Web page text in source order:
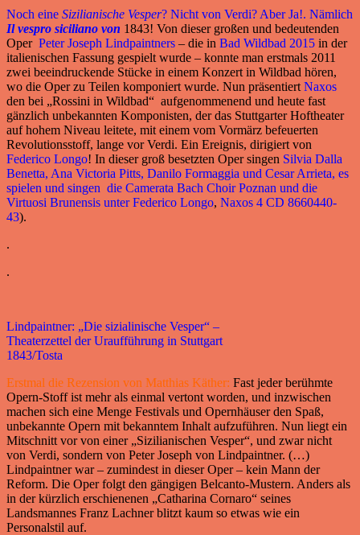
Noch eine Sizilianische Vesper? Nicht von Verdi? Aber Ja!. Nämlich
Il vespro siciliano von 1843! Von dieser großen und bedeutenden
Oper Peter Joseph Lindpaintners – die in Bad Wildbad 2015 in der
italienischen Fassung gespielt wurde – konnte man erstmals 2011
zwei beeindruckende Stücke in einem Konzert in Wildbad hören,
wo die Oper zu Teilen komponiert wurde. Nun präsentiert Naxos
den bei „Rossini in Wildbad“ aufgenommenend und heute fast
gänzlich unbekannten Komponisten, der das Stuttgarter Hoftheater
auf hohem Niveau leitete, mit einem vom Vormärz befeuerten
Revolutionsstoff, lange vor Verdi. Ein Ereignis, dirigiert von
Federico Longo! In dieser groß besetzten Oper singen Silvia Dalla
Benetta, Ana Victoria Pitts, Danilo Formaggia und Cesar Arrieta, es
spielen und singen die Camerata Bach Choir Poznan und die
Virtuosi Brunensis unter Federico Longo, Naxos 4 CD 8660440-
43).
.
.
Lindpaintner: „Die sizialinische Vesper“ –
Theaterzettel der Uraufführung in Stuttgart
1843/Tosta
Erstmal die Rezension von Matthias Käther: Fast jeder berühmte
Opern-Stoff ist mehr als einmal vertont worden, und inzwischen
machen sich eine Menge Festivals und Opernhäuser den Spaß,
unbekannte Opern mit bekanntem Inhalt aufzuführen. Nun liegt ein
Mitschnitt vor von einer „Sizilianischen Vesper“, und zwar nicht
von Verdi, sondern von Peter Joseph von Lindpaintner. (…)
Lindpaintner war – zumindest in dieser Oper – kein Mann der
Reform. Die Oper folgt den gängigen Belcanto-Mustern. Anders als
in der kürzlich erschienenen „Catharina Cornaro“ seines
Landsmannes Franz Lachner blitzt kaum so etwas wie ein
Personalstil auf.